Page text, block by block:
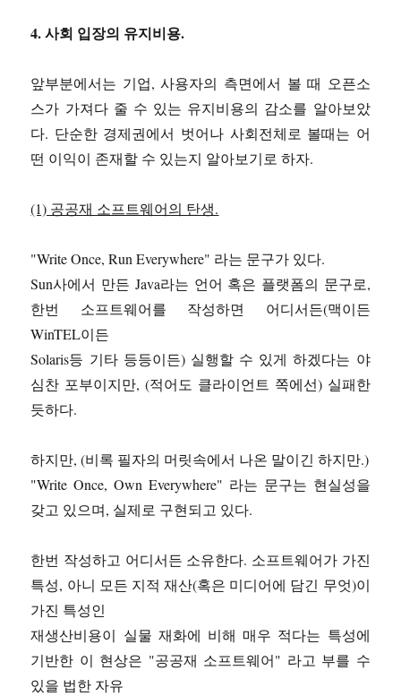
4. 사회 입장의 유지비용.
앞부분에서는 기업, 사용자의 측면에서 볼 때 오픈소
스가 가져다 줄 수 있는 유지비용의 감소를 알아보았
다. 단순한 경제권에서 벗어나 사회전체로 볼때는 어
떤 이익이 존재할 수 있는지 알아보기로 하자.
(1) 공공재 소프트웨어의 탄생.
"Write Once, Run Everywhere" 라는 문구가 있다.
Sun사에서 만든 Java라는 언어 혹은 플랫폼의 문구로,
한번 소프트웨어를 작성하면 어디서든(맥이든
WinTEL이든
Solaris등 기타 등등이든) 실행할 수 있게 하겠다는 야
심찬 포부이지만, (적어도 클라이언트 쪽에선) 실패한
듯하다.
하지만, (비록 필자의 머릿속에서 나온 말이긴 하지만.)
"Write Once, Own Everywhere" 라는 문구는 현실성을
갖고 있으며, 실제로 구현되고 있다.
한번 작성하고 어디서든 소유한다. 소프트웨어가 가진
특성, 아니 모든 지적 재산(혹은 미디어에 담긴 무엇)이
가진 특성인
재생산비용이 실물 재화에 비해 매우 적다는 특성에
기반한 이 현상은 "공공재 소프트웨어" 라고 부를 수
있을 법한 자유